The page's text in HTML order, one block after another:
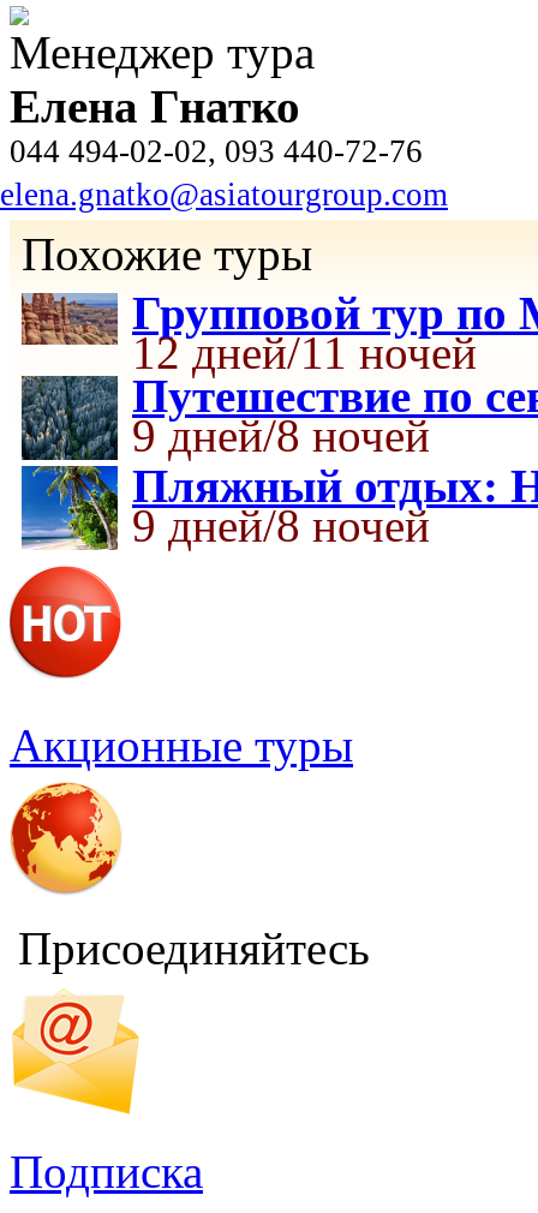
Менеджер тура
Елена Гнатко
044 494-02-02, 093 440-72-76
elena.gnatko@asiatourgroup.com
Похожие туры
Групповой тур по
12 дней/11 ночей
Путешествие по
9 дней/8 ночей
Пляжный отдых:
9 дней/8 ночей
Акционные туры
Присоединяйтесь
Подписка